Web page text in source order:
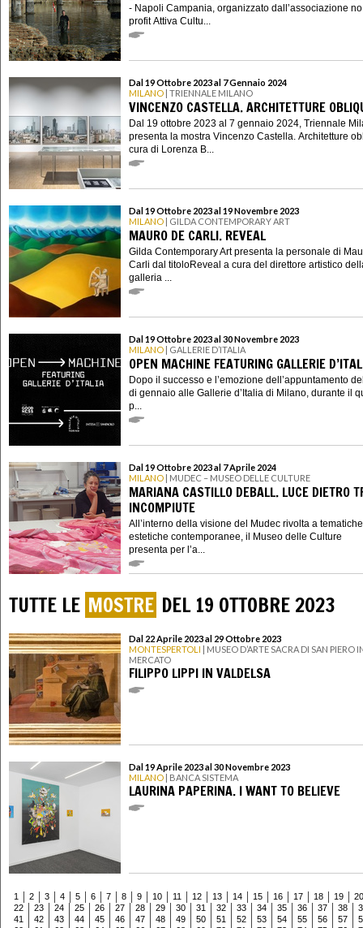
- Napoli Campania, organizzato dall’associazione no
profit Attiva Cultu...
Dal 19 Ottobre 2023 al 7 Gennaio 2024
MILANO | TRIENNALE MILANO
VINCENZO CASTELLA. ARCHITETTURE
Dal 19 ottobre 2023 al 7 gennaio 2024, Triennale
presenta la mostra Vincenzo Castella. Architetture
cura di Lorenza B...
Dal 19 Ottobre 2023 al 19 Novembre 2023
MILANO | GILDA CONTEMPORARY ART
MAURO DE CARLI. REVEAL
Gilda Contemporary Art presenta la personale di
Carli dal titoloReveal a cura del direttore artistico
galleria ...
Dal 19 Ottobre 2023 al 30 Novembre 2023
MILANO | GALLERIE D’ITALIA
OPEN MACHINE FEATURING GALLERIE
Dopo il successo e l’emozione dell’appuntamento
di gennaio alle Gallerie d’Italia di Milano, durante il
p...
Dal 19 Ottobre 2023 al 7 Aprile 2024
MILANO | MUDEC – MUSEO DELLE CULTURE
MARIANA CASTILLO DEBALL. LUCE DIETRO
INCOMPIUTE
All’interno della visione del Mudec rivolta a
estetiche contemporanee, il Museo delle Culture
presenta per l’a...
TUTTE LE MOSTRE DEL 19 OTTOBRE 2023
Dal 22 Aprile 2023 al 29 Ottobre 2023
MONTESPERTOLI | MUSEO D’ARTE SACRA DI SAN PIERO
MERCATO
FILIPPO LIPPI IN VALDELSA
Dal 19 Aprile 2023 al 30 Novembre 2023
MILANO | BANCA SISTEMA
LAURINA PAPERINA. I WANT TO BELIEVE
1 2 3 4 5 6 7 8 9 10 11 12 13 14 15 16 17 18 19
20
22
23 24 25 26 27 28 29 30 31 32 33 34 35 36 37 38
41
42 43 44 45 46 47 48 49 50 51 52 53 54 55 56 57